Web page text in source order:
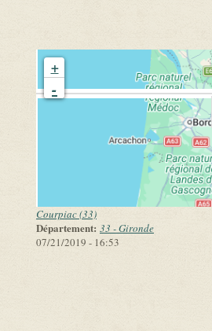
+
-
Courpiac (33)
Département: 33 - Gironde
07/21/2019 - 16:53